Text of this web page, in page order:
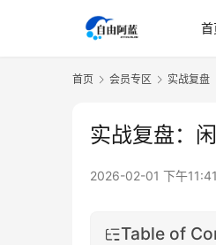
首
首页 会员专区 实战复盘
实战复盘：
2026-02-01 下午
Table of